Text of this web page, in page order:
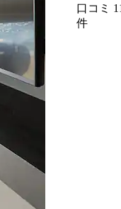
口コミ
件